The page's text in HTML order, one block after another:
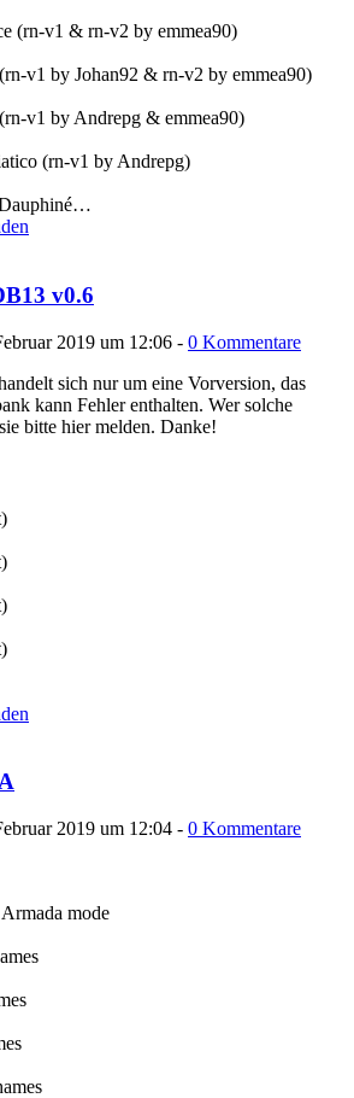
(rn-v1 & rn-v2 by emmea90)
v1 by Johan92 & rn-v2 by emmea90)
v1 by Andrepg & emmea90)
(rn-v1 by Andrepg)
v0.6
2019 um 12:06 - 0 Kommentare
sich nur um eine Vorversion, das
kann Fehler enthalten. Wer solche
bitte hier melden. Danke!
2019 um 12:04 - 0 Kommentare
mode